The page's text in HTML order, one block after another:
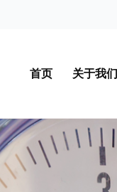
首页 关于我们